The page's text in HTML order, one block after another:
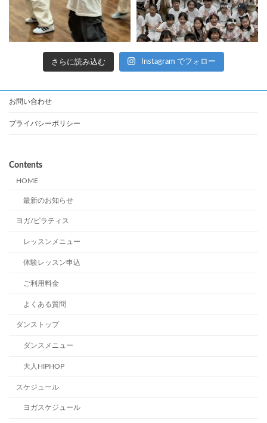
さらに読み込む Instagram でフォロー
お問い合わせ
プライバシーポリシー
Contents
HOME
最新のお知らせ
ヨガ/ピラティス
レッスンメニュー
体験レッスン申込
ご利用料金
よくある質問
ダンストップ
ダンスメニュー
大人HIPHOP
スケジュール
ヨガスケジュール